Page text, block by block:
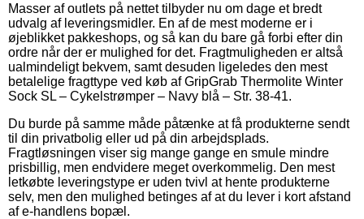
Masser af outlets på nettet tilbyder nu om dage et bredt
udvalg af leveringsmidler. En af de mest moderne er i
øjeblikket pakkeshops, og så kan du bare gå forbi efter din
ordre når der er mulighed for det. Fragtmuligheden er altså
ualmindeligt bekvem, samt desuden ligeledes den mest
betalelige fragttype ved køb af GripGrab Thermolite Winter
Sock SL – Cykelstrømper – Navy blå – Str. 38-41.
Du burde på samme måde påtænke at få produkterne sendt
til din privatbolig eller ud på din arbejdsplads.
Fragtløsningen viser sig mange gange en smule mindre
prisbillig, men endvidere meget overkommelig. Den mest
letkøbte leveringstype er uden tvivl at hente produkterne
selv, men den mulighed betinges af at du lever i kort afstand
af e-handlens bopæl.